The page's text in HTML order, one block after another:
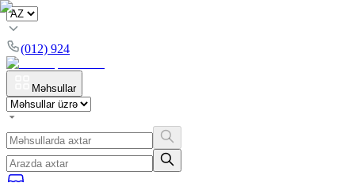
(012) 924
Məhsullar